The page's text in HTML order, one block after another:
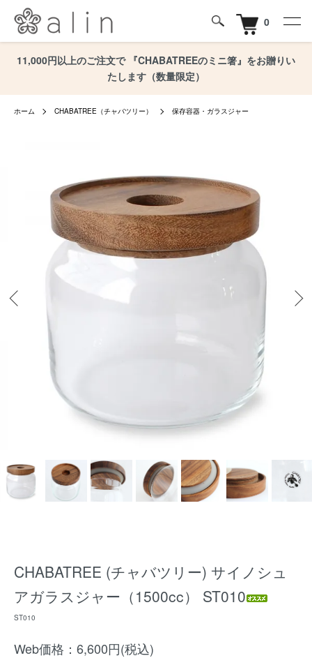
0
11,000円以上のご注文で 『CHABATREEのミニ箸』をお贈りい
たします（数量限定）
ホーム CHABATREE（チャバツリー） 保存容器・ガラスジャー
CHABATREE (チャバツリー) サイノシュ
アガラスジャー（1500cc） ST010
ST010
Web価格：6,600円(税込)